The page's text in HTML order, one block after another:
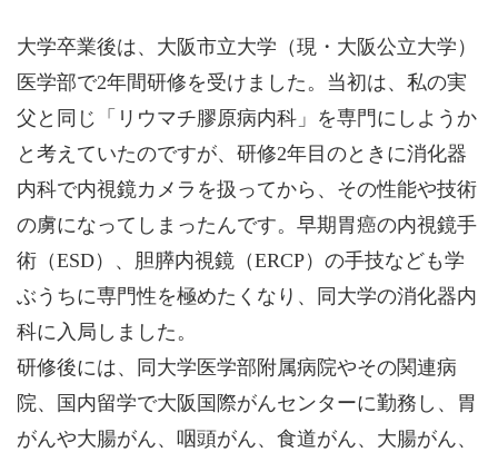
大学卒業後は、大阪市立大学（現・大阪公立大学）
医学部で2年間研修を受けました。当初は、私の実
父と同じ「リウマチ膠原病内科」を専門にしようか
と考えていたのですが、研修2年目のときに消化器
内科で内視鏡カメラを扱ってから、その性能や技術
の虜になってしまったんです。早期胃癌の内視鏡手
術（ESD）、胆膵内視鏡（ERCP）の手技なども学
ぶうちに専門性を極めたくなり、同大学の消化器内
科に入局しました。
研修後には、同大学医学部附属病院やその関連病
院、国内留学で大阪国際がんセンターに勤務し、胃
がんや大腸がん、咽頭がん、食道がん、大腸がん、